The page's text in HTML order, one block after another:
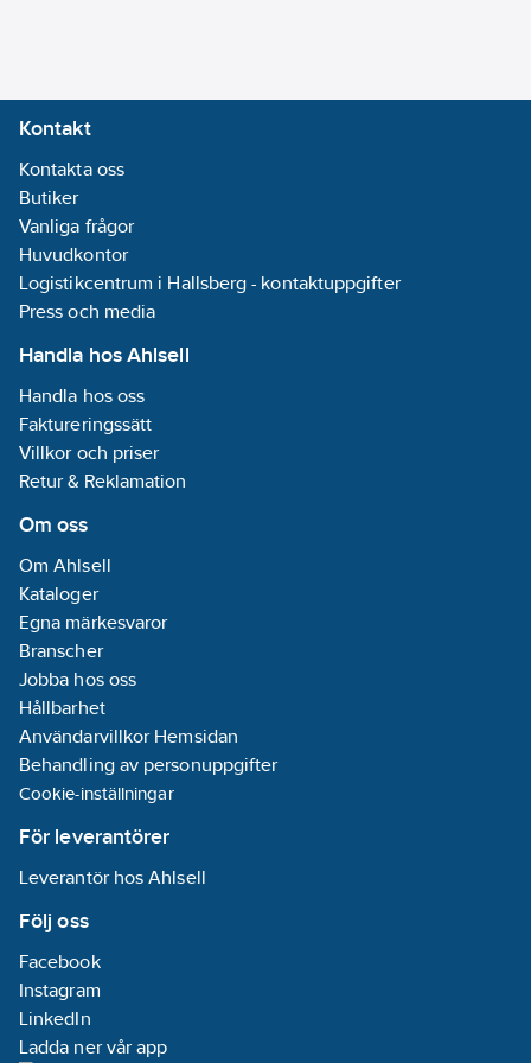
Kontakt
Kontakta oss
Butiker
Vanliga frågor
Huvudkontor
Logistikcentrum i Hallsberg - kontaktuppgifter
Press och media
Handla hos Ahlsell
Handla hos oss
Faktureringssätt
Villkor och priser
Retur & Reklamation
Om oss
Om Ahlsell
Kataloger
Egna märkesvaror
Branscher
Jobba hos oss
Hållbarhet
Användarvillkor Hemsidan
Behandling av personuppgifter
Cookie-inställningar
För leverantörer
Leverantör hos Ahlsell
Följ oss
Facebook
Instagram
LinkedIn
Ladda ner vår app